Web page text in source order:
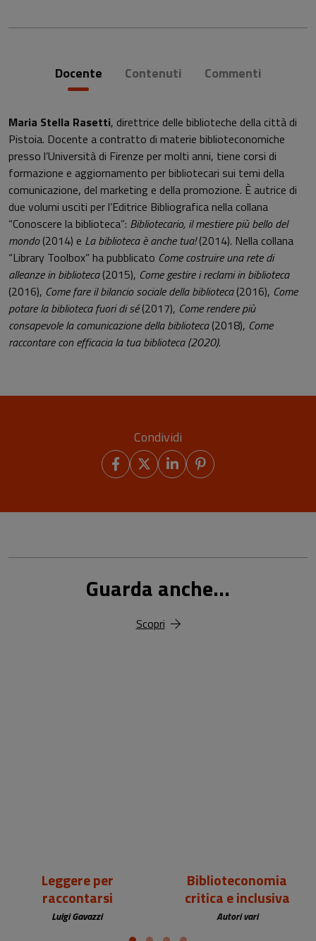
Docente Contenuti Commenti
Maria Stella Rasetti, direttrice delle biblioteche della città di
Pistoia. Docente a contratto di materie biblioteconomiche
presso l’Università di Firenze per molti anni, tiene corsi di
formazione e aggiornamento per bibliotecari sui temi della
comunicazione, del marketing e della promozione. È autrice di
due volumi usciti per l’Editrice Bibliografica nella collana
“Conoscere la biblioteca”: Bibliotecario, il mestiere più bello del
mondo(2014) e La biblioteca è anche tua!(2014). Nella collana
“Library Toolbox” ha pubblicato Come costruire una rete di
alleanze in biblioteca(2015), Come gestire i reclami in biblioteca
(2016), Come fare il bilancio sociale della biblioteca(2016), Come
potare la biblioteca fuori di sé(2017), Come rendere più
consapevole la comunicazione della biblioteca(2018), Come
raccontare con efficacia la tua biblioteca (2020).
Condividi
Guarda anche...
Scopri
Leggere per
raccontarsi
Luigi Gavazzi
Biblioteconomia
critica e inclusiva
Autori vari